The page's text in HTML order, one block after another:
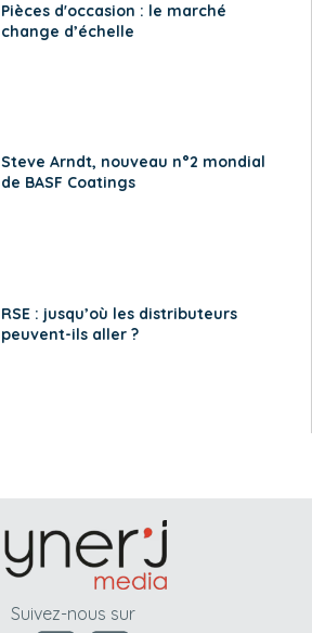
Pièces d'occasion : le marché
change d’échelle
Steve Arndt, nouveau n°2 mondial
de BASF Coatings
RSE : jusqu’où les distributeurs
peuvent-ils aller ?
Suivez-nous sur